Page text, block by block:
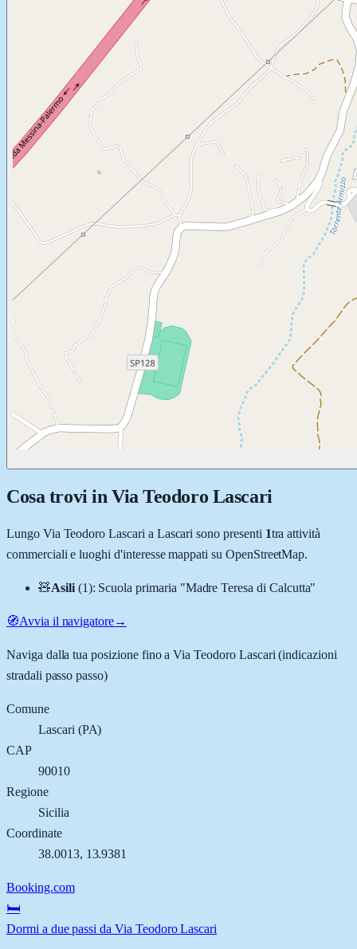
Cosa trovi in Via Teodoro Lascari
Lungo Via Teodoro Lascari a Lascari sono presenti 1tra attività
commerciali e luoghi d'interesse mappati su OpenStreetMap.
🧸Asili (1): Scuola primaria "Madre Teresa di Calcutta"
🧭Avvia il navigatore→
Naviga dalla tua posizione fino aVia Teodoro Lascari (indicazioni
stradali passo passo)
Comune
Lascari (PA)
CAP
90010
Regione
Sicilia
Coordinate
38.0013, 13.9381
Booking.com
🛏️
Dormi a due passi da Via Teodoro Lascari